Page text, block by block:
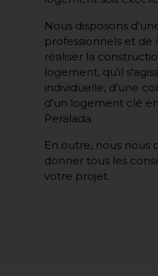
Nous disposons
professionnels et de
réaliser la
logement, qu'il
individuelle, d'une
d'un logement clé
Peralada
En outre, nous nous
donner tous les
votre projet.